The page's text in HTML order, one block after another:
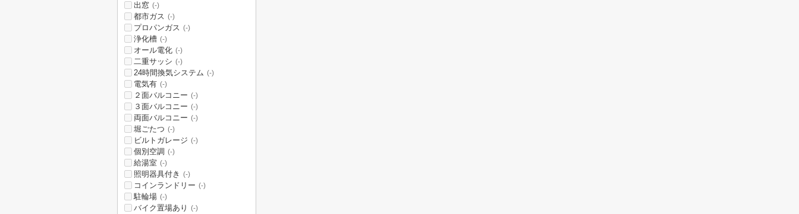
出窓 (-)
都市ガス (-)
プロパンガス (-)
浄化槽 (-)
オール電化 (-)
二重サッシ (-)
24時間換気システム (-)
電気有 (-)
２面バルコニー (-)
３面バルコニー (-)
両面バルコニー (-)
堀ごたつ (-)
ビルトガレージ (-)
個別空調 (-)
給湯室 (-)
照明器具付き (-)
コインランドリー (-)
駐輪場 (-)
バイク置場あり (-)